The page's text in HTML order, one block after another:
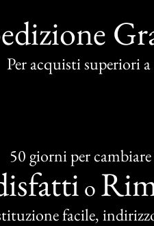
Per acquisti superiori
50 giorni per cambiare
o
facile,